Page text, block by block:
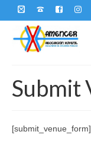
Submit
[submit_venue_form]